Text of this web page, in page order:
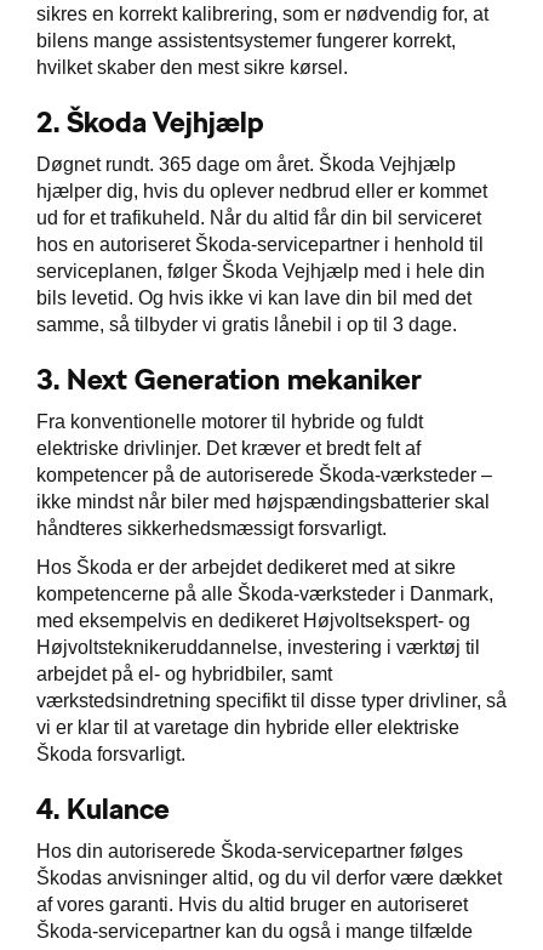
sikres en korrekt kalibrering, som er nødvendig for, at
bilens mange assistentsystemer fungerer korrekt,
hvilket skaber den mest sikre kørsel.
2. Škoda Vejhjælp
Døgnet rundt. 365 dage om året. Škoda Vejhjælp
hjælper dig, hvis du oplever nedbrud eller er kommet
ud for et trafikuheld. Når du altid får din bil serviceret
hos en autoriseret Škoda-servicepartner i henhold til
serviceplanen, følger Škoda Vejhjælp med i hele din
bils levetid. Og hvis ikke vi kan lave din bil med det
samme, så tilbyder vi gratis lånebil i op til 3 dage.
3. Next Generation mekaniker
Fra konventionelle motorer til hybride og fuldt
elektriske drivlinjer. Det kræver et bredt felt af
kompetencer på de autoriserede Škoda-værksteder –
ikke mindst når biler med højspændingsbatterier skal
håndteres sikkerhedsmæssigt forsvarligt.
Hos Škoda er der arbejdet dedikeret med at sikre
kompetencerne på alle Škoda-værksteder i Danmark,
med eksempelvis en dedikeret Højvoltsekspert- og
Højvoltsteknikeruddannelse, investering i værktøj til
arbejdet på el- og hybridbiler, samt
værkstedsindretning specifikt til disse typer drivliner, så
vi er klar til at varetage din hybride eller elektriske
Škoda forsvarligt.
4. Kulance
Hos din autoriserede Škoda-servicepartner følges
Škodas anvisninger altid, og du vil derfor være dækket
af vores garanti. Hvis du altid bruger en autoriseret
Škoda-servicepartner kan du også i mange tilfælde